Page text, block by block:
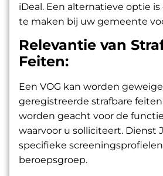
iDeal. Een alternatieve optie
te maken bij uw gemeente
Relevantie van
Feiten:
Een VOG kan worden
geregistreerde strafbare
worden geacht voor de
waarvoor u solliciteert. Dienst
specifieke
beroepsgroep.